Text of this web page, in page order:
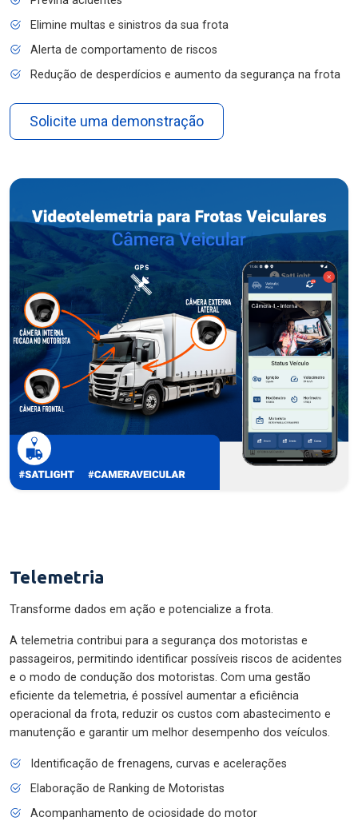
Elimine multas e sinistros da sua frota
Alerta de comportamento de riscos
Redução de desperdícios e aumento da segurança na frota
Solicite uma demonstração
Telemetria
Transforme dados em ação e potencialize a frota.
A telemetria contribui para a segurança dos motoristas e
passageiros, permitindo identificar possíveis riscos de acidentes
e o modo de condução dos motoristas. Com uma gestão
eficiente da telemetria, é possível aumentar a eficiência
operacional da frota, reduzir os custos com abastecimento e
manutenção e garantir um melhor desempenho dos veículos.
Identificação de frenagens, curvas e acelerações
Elaboração de Ranking de Motoristas
Acompanhamento de ociosidade do motor